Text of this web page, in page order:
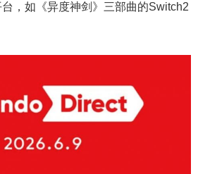
，如《异度神剑》三部曲的Switch2